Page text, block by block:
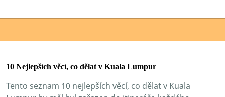
10 Nejlepších věcí, co dělat v Kuala Lumpur
Tento seznam 10 nejlepších věcí, co dělat v Kuala